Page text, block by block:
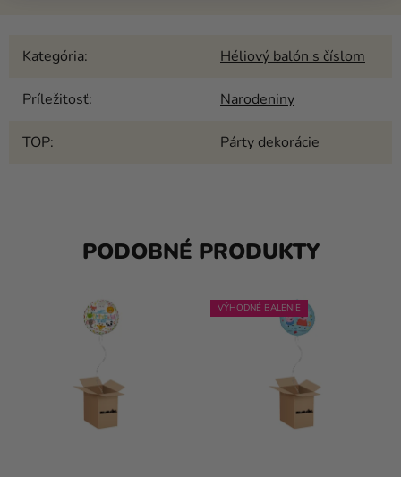
Kategória: Héliový balón s číslom
Príležitosť: Narodeniny
TOP: Párty dekorácie
PODOBNÉ PRODUKTY
VÝHODNÉ BALENIE